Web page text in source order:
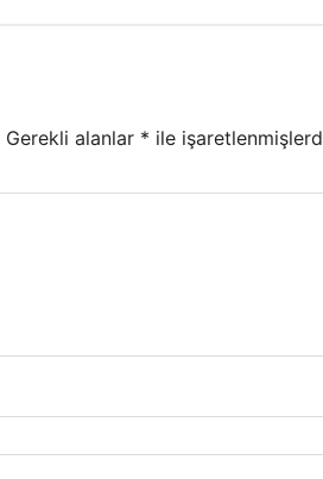
Gerekli alanlar * ile